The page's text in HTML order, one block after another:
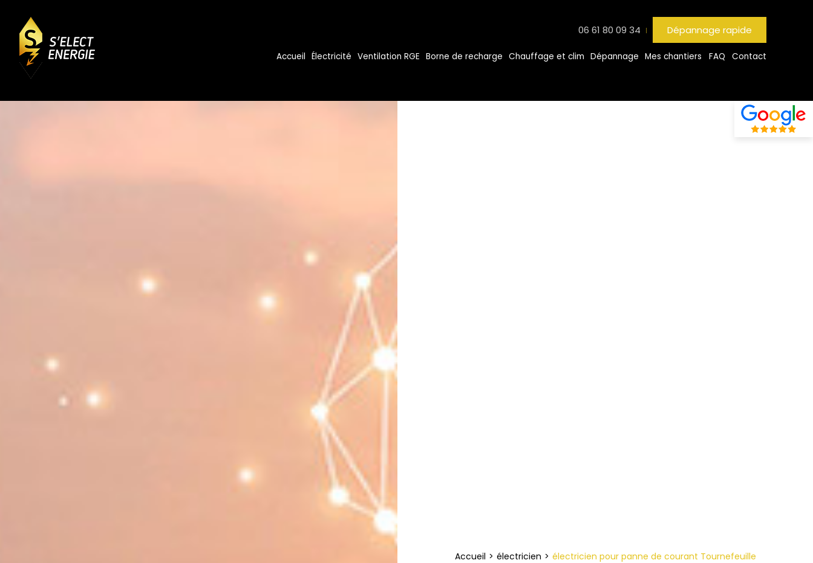
06 61 80 09 34 Dépannage rapide
Accueil Électricité Ventilation RGE Borne de recharge Chauffage et clim Dépannage Mes chantiers FAQ Contact
Accueil électricien électricien pour panne de courant Tournefeuille